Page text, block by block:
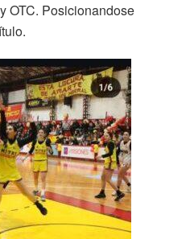
OTC. Posicionandose